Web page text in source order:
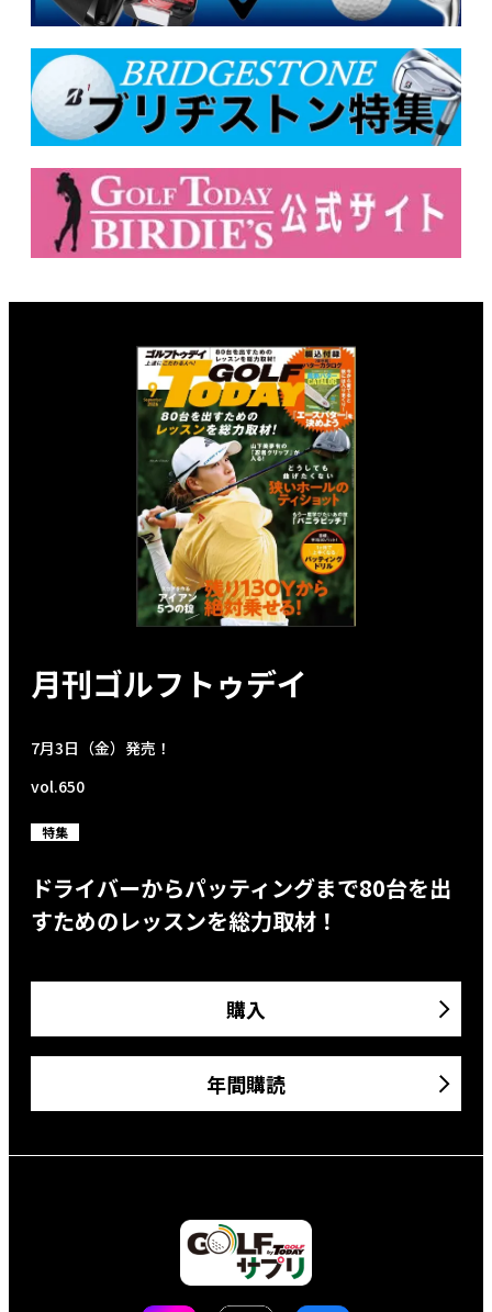
月刊ゴルフトゥデイ
7月3日（金）発売！
vol.650
特集
ドライバーからパッティングまで80台を出
すためのレッスンを総力取材！
購入
年間購読